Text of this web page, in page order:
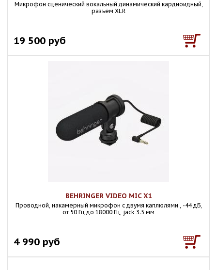
Микpoфон сценический вокальный динамический кардиоидный,
разъём XLR
19 500 руб
BEHRINGER VIDEO MIC X1
Проводной, накамерный микрофон с двумя каплюлями , -44 дБ,
от 50 Гц до 18000 Гц, jack 3.5 мм
4 990 руб